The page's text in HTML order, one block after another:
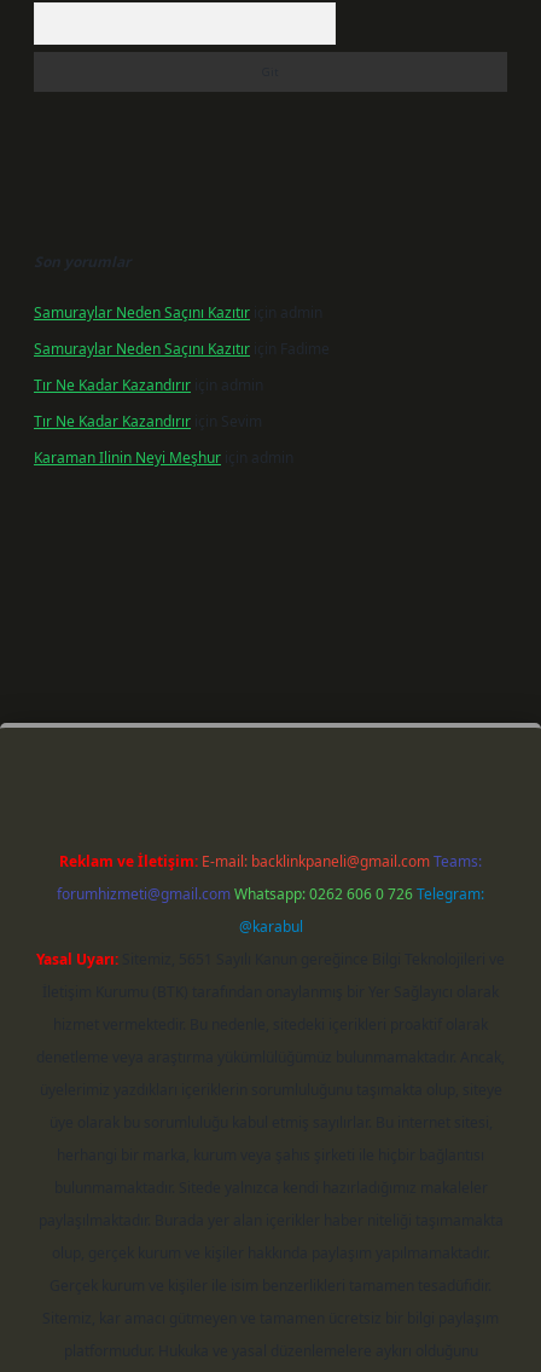
Son yorumlar
Samuraylar Neden Saçını Kazıtır için
admin
Samuraylar Neden Saçını Kazıtır için
Fadime
Tır Ne Kadar Kazandırır için
admin
Tır Ne Kadar Kazandırır için Sevim
Karaman Ilinin Neyi Meşhur için admin
giriş
Reklam ve İletişim: E-mail: backlinkpaneli@gmail.comTeams:
forumhizmeti@gmail.comWhatsapp: 0262 606 0 726Telegram:
@karabul
Yasal Uyarı: